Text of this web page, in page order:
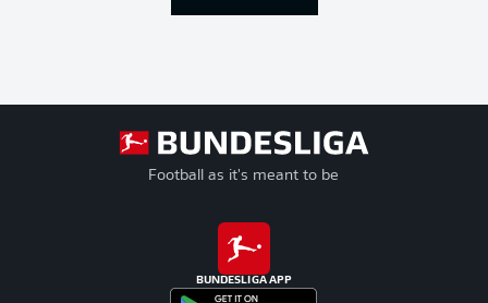
Football as it's meant to be
BUNDESLIGA APP